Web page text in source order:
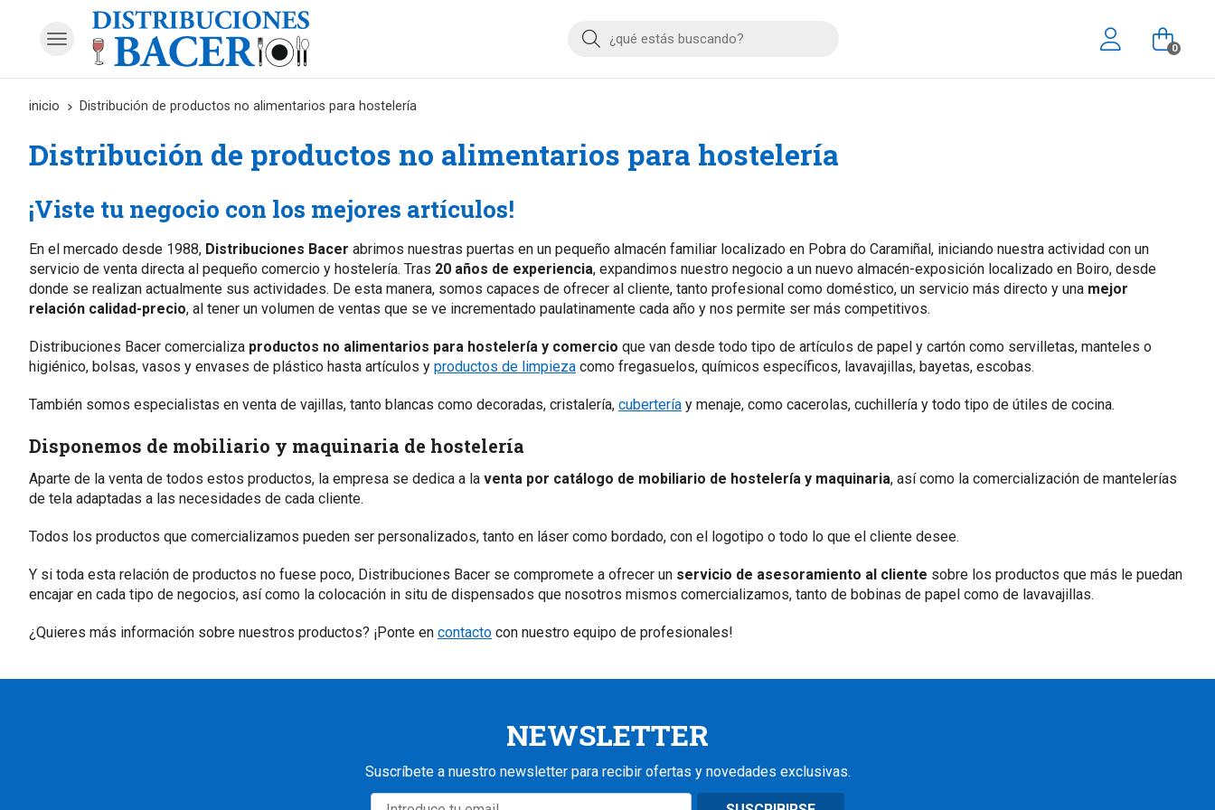
Buscar 0
inicio Distribución de productos no alimentarios para hostelería
Distribución de productos no alimentarios para hostelería
¡Viste tu negocio con los mejores artículos!
En el mercado desde 1988, Distribuciones Bacer abrimos nuestras puertas en un pequeño almacén familiar localizado en Pobra do Caramiñal, iniciando nuestra actividad con un
servicio de venta directa al pequeño comercio y hostelería. Tras 20 años de experiencia, expandimos nuestro negocio a un nuevo almacén-exposición localizado en Boiro, desde
donde se realizan actualmente sus actividades. De esta manera, somos capaces de ofrecer al cliente, tanto profesional como doméstico, un servicio más directo y una mejor
relación calidad-precio, al tener un volumen de ventas que se ve incrementado paulatinamente cada año y nos permite ser más competitivos.
Distribuciones Bacer comercializa productos no alimentarios para hostelería y comercio que van desde todo tipo de artículos de papel y cartón como servilletas, manteles o
higiénico, bolsas, vasos y envases de plástico hasta artículos y productos de limpieza como fregasuelos, químicos específicos, lavavajillas, bayetas, escobas.
También somos especialistas en venta de vajillas, tanto blancas como decoradas, cristalería, cubertería y menaje, como cacerolas, cuchillería y todo tipo de útiles de cocina.
Disponemos de mobiliario y maquinaria de hostelería
Aparte de la venta de todos estos productos, la empresa se dedica a la venta por catálogo de mobiliario de hostelería y maquinaria, así como la comercialización de mantelerías
de tela adaptadas a las necesidades de cada cliente.
Todos los productos que comercializamos pueden ser personalizados, tanto en láser como bordado, con el logotipo o todo lo que el cliente desee.
Y si toda esta relación de productos no fuese poco, Distribuciones Bacer se compromete a ofrecer un servicio de asesoramiento al cliente sobre los productos que más le puedan
encajar en cada tipo de negocios, así como la colocación in situ de dispensados que nosotros mismos comercializamos, tanto de bobinas de papel como de lavavajillas.
¿Quieres más información sobre nuestros productos? ¡Ponte en contacto con nuestro equipo de profesionales!
NEWSLETTER
Suscríbete a nuestro newsletter para recibir ofertas y novedades exclusivas.